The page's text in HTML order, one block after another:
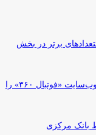
برتر در بخش
پزشکیان دستور پیگیری ماجرای مسدودی وب‌سایت «فوتبال ۳۶۰» را
بانک مرکزی